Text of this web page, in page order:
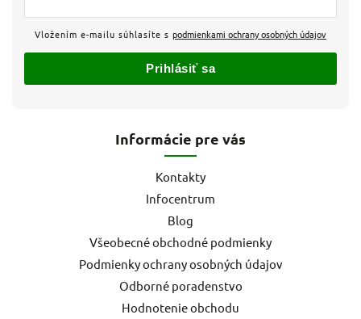
Informácie pre vás
Kontakty
Infocentrum
Blog
Všeobecné obchodné podmienky
Podmienky ochrany osobných údajov
Odborné poradenstvo
Hodnotenie obchodu
Vložením e-mailu súhlasíte s podmienkami ochrany osobných údajov
Prihlásiť sa